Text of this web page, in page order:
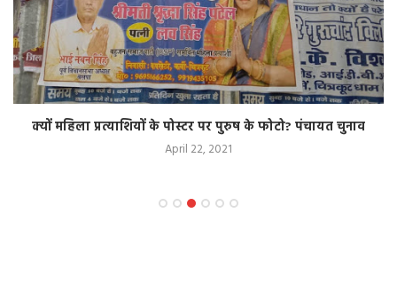
क्यों महिला प्रत्याशियों के पोस्टर पर पुरुष के फोटो? पंचायत चुनाव
April 22, 2021